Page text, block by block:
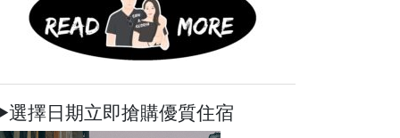
擇日期立即搶購優質住宿